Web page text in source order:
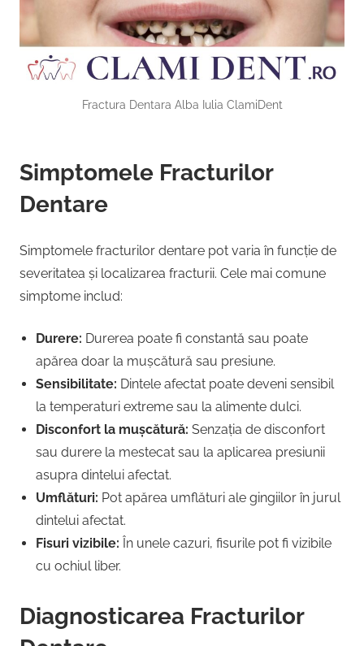
Fractura Dentara Alba Iulia ClamiDent
Simptomele Fracturilor
Dentare
Simptomele fracturilor dentare pot varia în funcție de
severitatea și localizarea fracturii. Cele mai comune
simptome includ:
Durere: Durerea poate fi constantă sau poate
apărea doar la mușcătură sau presiune.
Sensibilitate: Dintele afectat poate deveni sensibil
la temperaturi extreme sau la alimente dulci.
Disconfort la mușcătură: Senzația de disconfort
sau durere la mestecat sau la aplicarea presiunii
asupra dintelui afectat.
Umflături: Pot apărea umflături ale gingiilor în jurul
dintelui afectat.
Fisuri vizibile: În unele cazuri, fisurile pot fi vizibile
cu ochiul liber.
Diagnosticarea Fracturilor